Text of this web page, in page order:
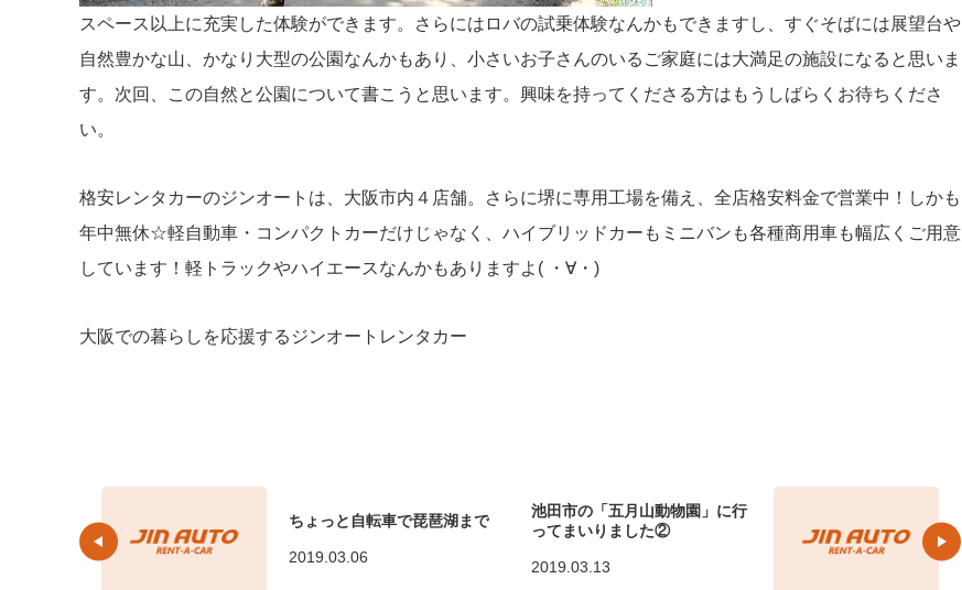
スペース以上に充実した体験ができます。さらにはロバの試乗体験なんかもできますし、すぐそばには展望台や
自然豊かな山、かなり大型の公園なんかもあり、小さいお子さんのいるご家庭には大満足の施設になると思いま
す。次回、この自然と公園について書こうと思います。興味を持ってくださる方はもうしばらくお待ちくださ
い。
格安レンタカーのジンオートは、大阪市内４店舗。さらに堺に専用工場を備え、全店格安料金で営業中！しかも
年中無休☆軽自動車・コンパクトカーだけじゃなく、ハイブリッドカーもミニバンも各種商用車も幅広くご用意
しています！軽トラックやハイエースなんかもありますよ( ・∀・)
大阪での暮らしを応援するジンオートレンタカー
ちょっと自転車で琵琶湖まで
2019.03.06
池田市の「五月山動物園」に行
ってまいりました②
2019.03.13